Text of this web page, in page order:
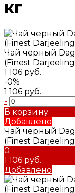
кг
Чай черный
(Finest Darjeeling
1 106 руб.
-0%
1 106 руб.
-
В корзину
Добавлено
Чай черный
(Finest Darjeeling
0
1 106 руб.
Добавлено